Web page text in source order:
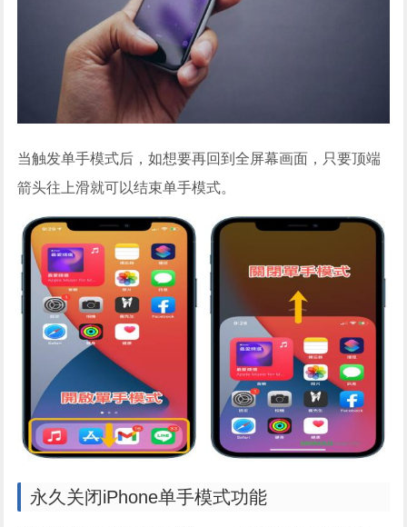
当触发单手模式后，如想要再回到全屏幕画面，只要顶端
箭头往上滑就可以结束单手模式。
永久关闭iPhone单手模式功能